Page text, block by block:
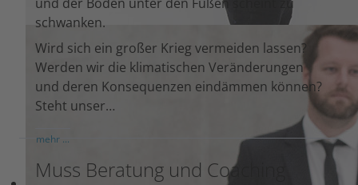
schwanken.
Wird sich ein großer Krieg vermeiden lassen?
Werden wir die klimatischen Veränderungen
und deren Konsequenzen eindämmen können?
Steht unser…
mehr ...
Muss Beratung und Coaching